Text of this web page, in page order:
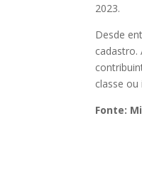
2023.
Desde
cadastro.
classe ou
Fonte: